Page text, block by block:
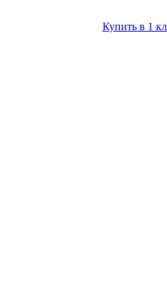
Купить в 1